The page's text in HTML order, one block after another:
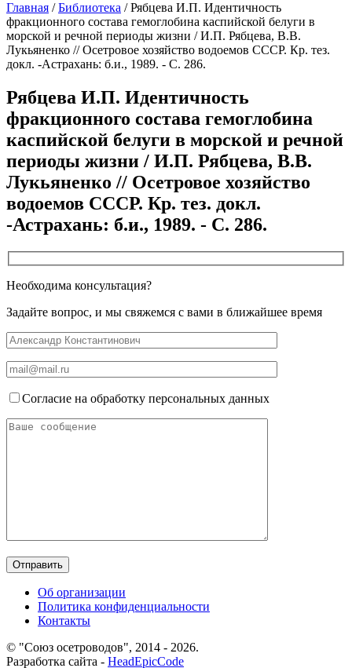
Главная /Библиотека /Рябцева И.П. Идентичность
фракционного состава гемоглобина каспийской белуги в
морской и речной периоды жизни / И.П. Рябцева, В.В.
Лукьяненко // Осетровое хозяйство водоемов СССР. Кр. тез.
докл. -Астрахань: б.и., 1989. - С. 286.
Рябцева И.П. Идентичность
фракционного состава гемоглобина
каспийской белуги в морской и речной
периоды жизни / И.П. Рябцева, В.В.
Лукьяненко // Осетровое хозяйство
водоемов СССР. Кр. тез. докл.
-Астрахань: б.и., 1989. - С. 286.
Необходима консультация?
Задайте вопрос, и мы свяжемся с вами в ближайшее время
Согласие на обработку персональных данных
Об организации
Политика конфиденциальности
Контакты
© "Союз осетроводов", 2014 - 2026.
Разработка сайта - HeadEpicCode